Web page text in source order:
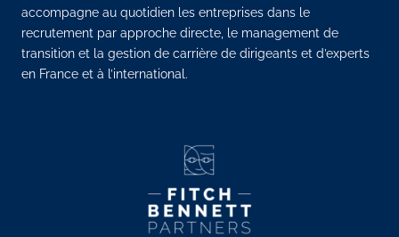
accompagne au quotidien les entreprises dans le
recrutement par approche directe, le management de
transition et la gestion de carrière de dirigeants et d’experts
en France et à l’international.